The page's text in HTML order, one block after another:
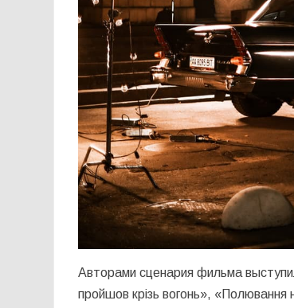
Авторами сценария фильма
пройшов крізь вогонь», «Полювання